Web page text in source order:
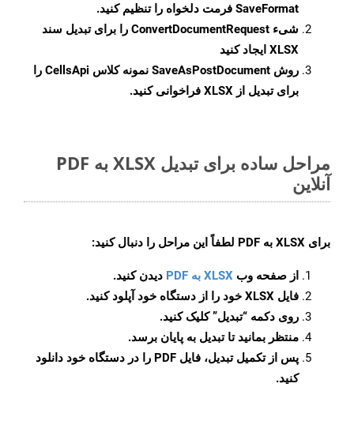
SaveFormat فرمت دلخواه را تنظیم کنید.
شیء ConvertDocumentRequest را برای تبدیل سند
XLSX ایجاد کنید
روش SaveAsPostDocument
نمونه کلاس CellsApi را
برای تبدیل از XLSX فراخوانی کنید.
مراحل ساده برای تبدیل XLSX به PDF
آنلاین
برای XLSX به PDF لطفاً این مراحل را دنبال کنید:
از صفحه وب XLSX به PDF
دیدن کنید.
فایل XLSX خود را از دستگاه خود آپلود کنید.
روی دکمه “تبدیل”کلیک کنید.
منتظر بمانید تا تبدیل به پایان برسد.
پس از تکمیل تبدیل، فایل PDF را در دستگاه خود دانلود
کنید.